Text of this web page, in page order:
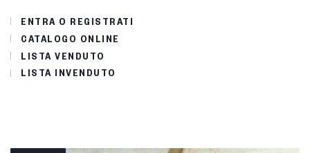
ENTRA O REGISTRATI
CATALOGO ONLINE
LISTA VENDUTO
LISTA INVENDUTO